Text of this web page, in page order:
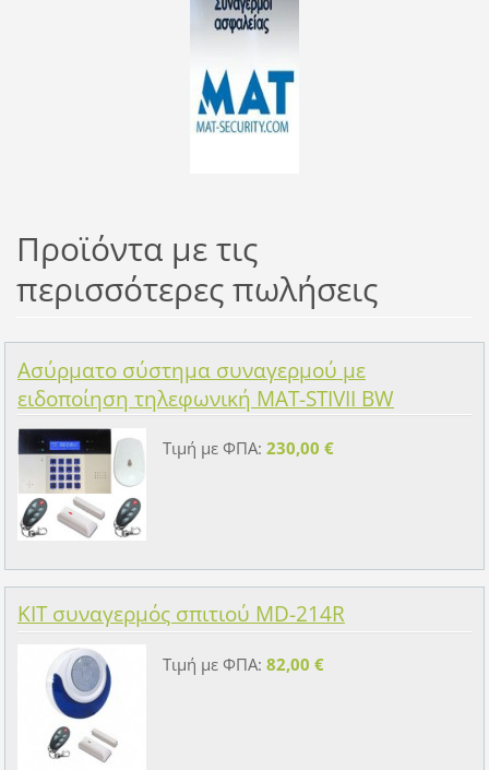
Προϊόντα με τις
περισσότερες πωλήσεις
Ασύρματο σύστημα συναγερμού με
ειδοποίηση τηλεφωνική MAT-STIVII BW
Τιμή με ΦΠΑ: 230,00 €
KIT συναγερμός σπιτιού MD-214R
Τιμή με ΦΠΑ: 82,00 €